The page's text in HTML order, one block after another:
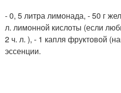
- 0, 5 литра лимонада, - 50 г
л. лимонной кислоты (если
2 ч. л. ), - 1 капля фруктовой
эссенции.